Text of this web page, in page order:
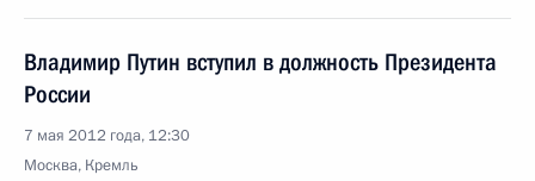
Владимир Путин вступил в должность Президента
России
7 мая 2012 года, 12:30
Москва, Кремль